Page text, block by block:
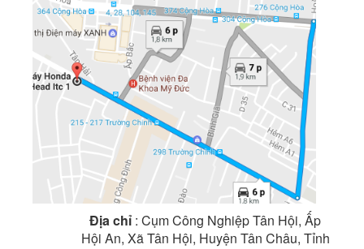
Địa chỉ : Cụm Công Nghiệp Tân Hội, Ấp
Hội An, Xã Tân Hội, Huyện Tân Châu, Tỉnh